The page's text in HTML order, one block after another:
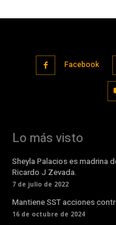
Facebook
Lo más visto
Sheyla Palacios es madrina
Ricardo J Zevada.
7 de julio de 2022
Mantiene SST acciones
16 de octubre de 2024